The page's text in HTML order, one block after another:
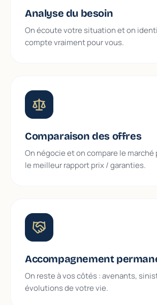
Analyse du besoin
On écoute votre situation et on
compte vraiment pour vous.
Comparaison des offres
On négocie et on compare le
le meilleur rapport prix / garanties.
Accompagnement
On reste à vos côtés : avenants,
évolutions de votre vie.